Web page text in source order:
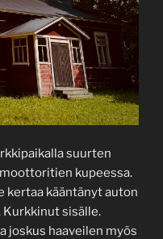
suurten
kupeessa.
kertaa kääntänyt auton
sisälle.
joskus haaveilen myös